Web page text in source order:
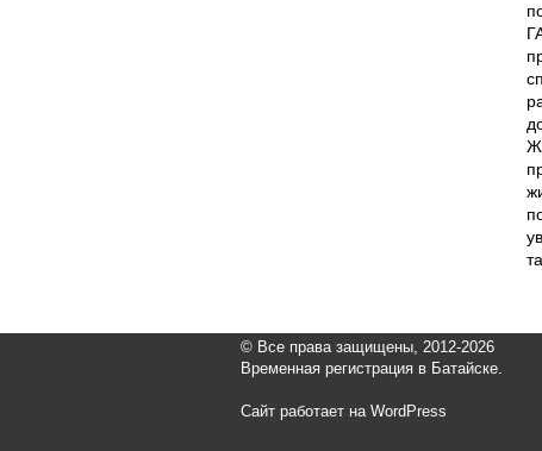
© Все права защищены, 2012-2026
Временная регистрация в Батайске.
Сайт работает на WordPress